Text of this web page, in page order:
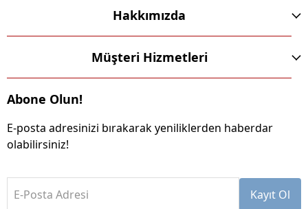
Hakkımızda
Müşteri Hizmetleri
Abone Olun!
E-posta adresinizi bırakarak yeniliklerden haberdar
olabilirsiniz!
E-Posta Adresi Kayıt Ol